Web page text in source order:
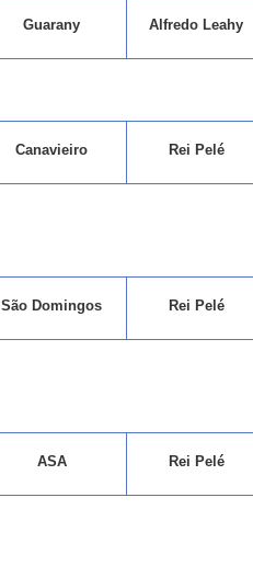
Guarany Alfredo Leahy
Canavieiro Rei Pelé
São Domingos Rei Pelé
ASA Rei Pelé